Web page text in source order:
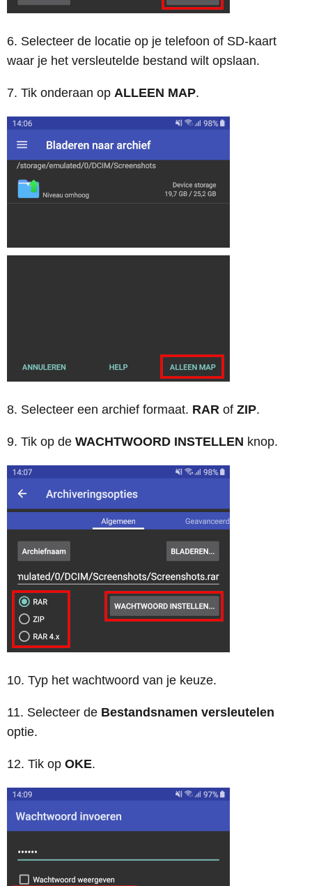
6. Selecteer de locatie op je telefoon of SD-kaart
waar je het versleutelde bestand wilt opslaan.
7. Tik onderaan op ALLEEN MAP.
8. Selecteer een archief formaat. RAR of ZIP.
9. Tik op de WACHTWOORD INSTELLEN knop.
10. Typ het wachtwoord van je keuze.
11. Selecteer de Bestandsnamen versleutelen
optie.
12. Tik op OKE.